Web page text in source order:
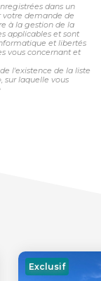
dans un
votre demande de
à la gestion de la
applicables et sont
et libertés
vous concernant et
l'existence de la liste
sur laquelle vous
Exclusif